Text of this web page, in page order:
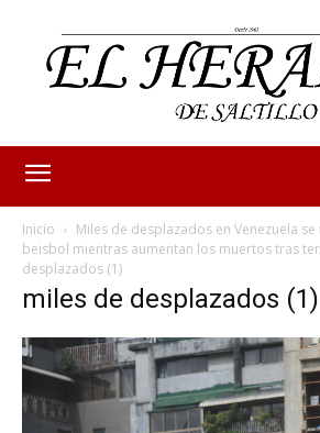
Inicio
Miles de desplazados en Venezuela
beisbol mientras aumentan los muertos tras
desplazados (1)
miles de desplazados (1)